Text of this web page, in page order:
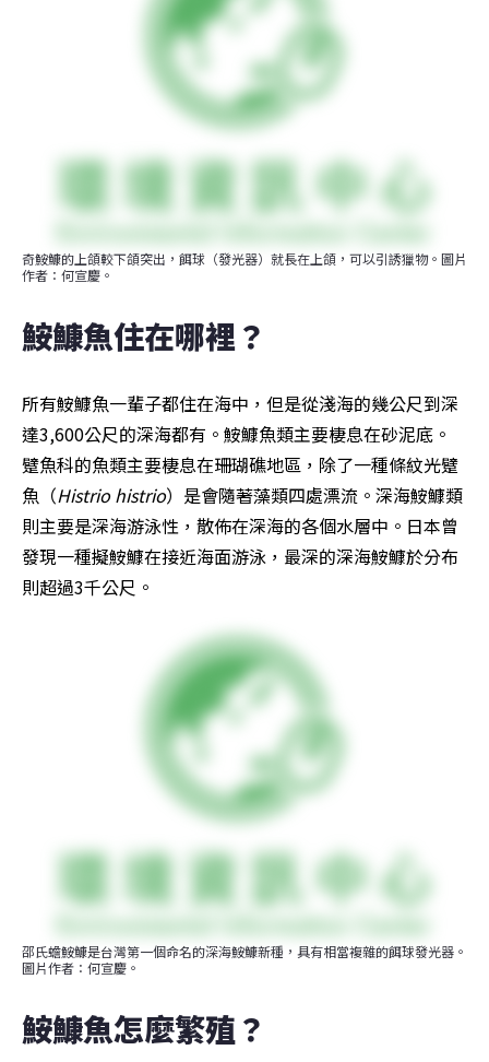
奇鮟鱇的上頜較下頜突出，餌球（發光器）就長在上頜，可以引誘獵物。圖片
作者：何宣慶。
鮟鱇魚住在哪裡？
所有鮟鱇魚一輩子都住在海中，但是從淺海的幾公尺到深
達3,600公尺的深海都有。鮟鱇魚類主要棲息在砂泥底。
躄魚科的魚類主要棲息在珊瑚礁地區，除了一種條紋光躄
魚（Histrio histrio）是會隨著藻類四處漂流。深海鮟鱇類
則主要是深海游泳性，散佈在深海的各個水層中。日本曾
發現一種擬鮟鱇在接近海面游泳，最深的深海鮟鱇於分布
則超過3千公尺。
邵氏蟾鮟鱇是台灣第一個命名的深海鮟鱇新種，具有相當複雜的餌球發光器。
圖片作者：何宣慶。
鮟鱇魚怎麼繁殖？